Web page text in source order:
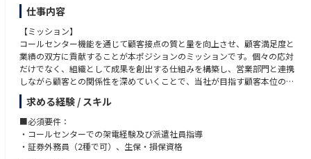
仕事内容
【ミッション】
コールセンター機能を通じて顧客接点の質と量を向上させ、顧客満足度と
業績の双方に貢献することが本ポジションのミッションです。個々の応対
だけでなく、組織として成果を創出する仕組みを構築し、営業部門と連携
しながら顧客との関係性を深めていくことで、当社が目指す顧客本位の営
業モデルの実現に寄与していただきます。
【業務内容】
コールセンター機能を活用し、顧客接点創出の強化を通じて、顧客満足度
および業績の向上につながる組織的成果の実現に寄与していただきます。
＜顧客接点創出の強化＞
求める経験 / スキル
■必須要件：
・コールセンターでの架電経験及び派遣社員指導
・証券外務員（2種で可）、生保・損保資格